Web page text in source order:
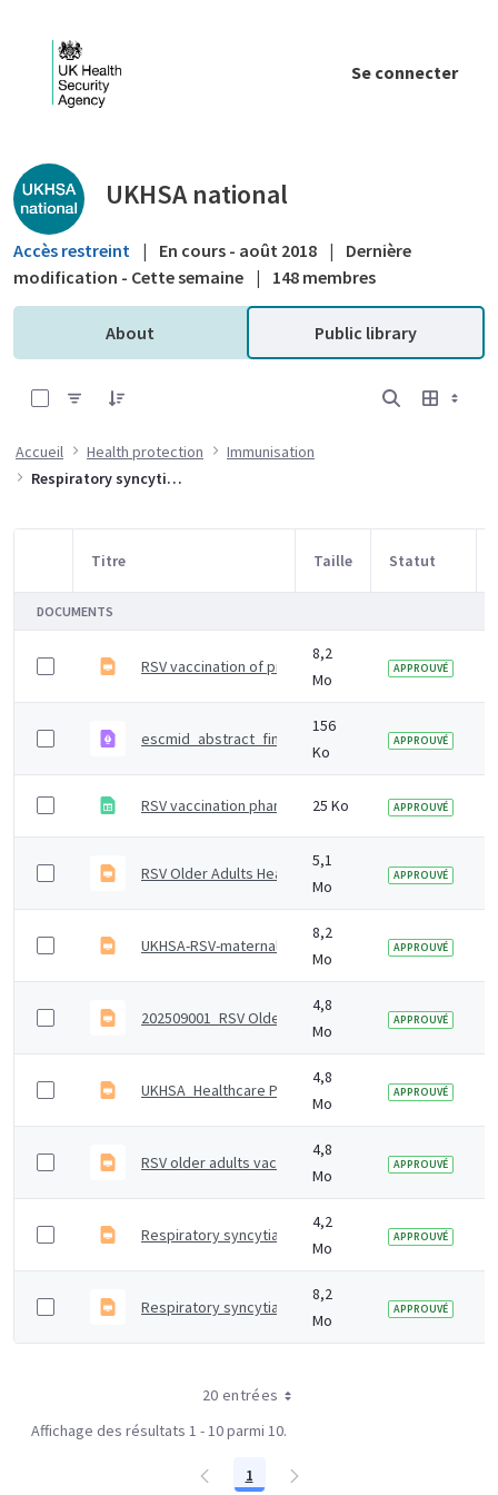
Se connecter
Public library - UKHSA national
UKHSA national
Accès restreint | En cours - août 2018 |
Dernière
modification - Cette semaine | 148 membres
About Public library
Accueil Health protection
Immunisation
Respiratory syncytial virus (RSV)
Sélection d'article
Titre Taille Statut
DOCUMENTS
RSV vaccination of pregnant women for infant
8,2
Mo
APPROUVÉ
escmid_abstract_final-NB
156
Ko
APPROUVÉ
RSV vaccination pharmacy pilot tables
25 Ko APPROUVÉ
RSV Older Adults Healthcare Practitioners Training
5,1
Mo
APPROUVÉ
UKHSA-RSV-maternal-slideset
8,2
Mo
APPROUVÉ
202509001_RSV Older adults_Interim 80+ expansion
4,8
Mo
APPROUVÉ
UKHSA_Healthcare Practitioners Slideset_RSV
4,8
Mo
APPROUVÉ
RSV older adults vaccination programme slide set
4,8
Mo
APPROUVÉ
Respiratory syncytial virus (RSV) vaccination
4,2
Mo
APPROUVÉ
Respiratory syncytial virus (RSV) vaccination of
8,2
Mo
APPROUVÉ
20 entrées
Affichage des résultats 1 - 10 parmi 10.
Page
1